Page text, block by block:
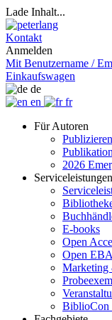
Lade Inhalt...
Kontakt
Anmelden
Mit Benutzername /
Einkaufswagen
de
en
fr
Für Autoren
2026
Serviceleistungen
E-books
Open
Open EBA
Marketing
BiblioCon